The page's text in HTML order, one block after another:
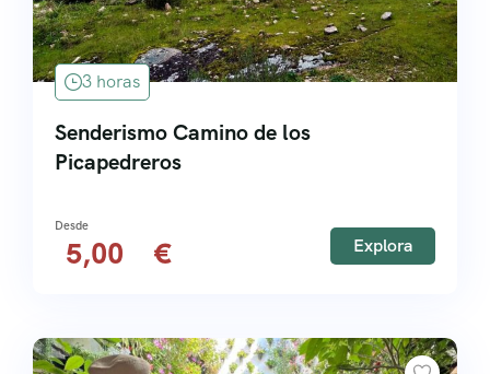
3 horas
Senderismo Camino de los
Picapedreros
5,00 Explora